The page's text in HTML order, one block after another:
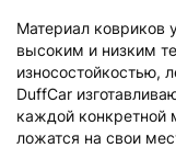
Материал ковриков
высоким и низким
износостойкостью,
DuffCar
каждой конкретной
ложатся на свои